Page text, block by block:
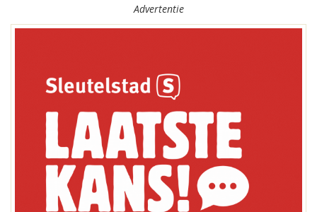
Advertentie